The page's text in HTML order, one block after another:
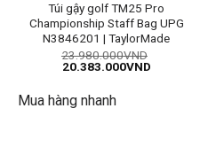
Túi gậy golf TM25 Pro
Championship Staff Bag UPG
N3846201 | TaylorMade
23.980.000VND
Giá
23.980.000VND.
20.383.000VNDGiá
Mua hàng nhanh